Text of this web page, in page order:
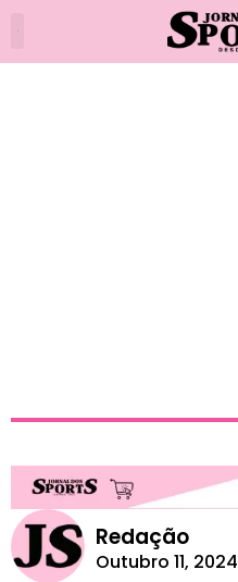
Redação
Outubro 11, 2024